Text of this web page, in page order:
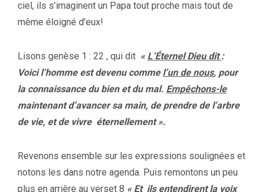
ciel, ils s’imaginent un Papa tout proche mais tout de
même éloigné d’eux!
Lisons genèse 1 : 22 , qui dit « L’Éternel Dieu dit:
Voici l’homme est devenu comme l’un de nous, pour
la connaissance du bien et du mal. Empêchons-le
maintenant d’avancer sa main, de prendre de l’arbre
de vie, et de vivre éternellement ».
Revenons ensemble sur les expressions soulignées et
notons les dans notre agenda. Puis remontons un peu
plus en arrière au verset 8 « Et ils entendirent la voix